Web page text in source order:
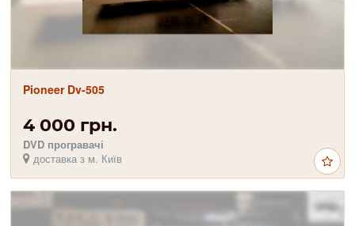
Pioneer Dv-505
4 000 грн.
DVD програвачі
доставка з м. Київ